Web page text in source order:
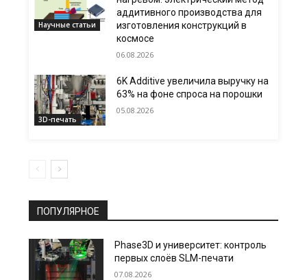
Научные статьи
аддитивного производства для
изготовления конструкций в
космосе
06.08.2026
3D-печать
6K Additive увеличила выручку на
63% на фоне спроса на порошки
05.08.2026
ПОПУЛЯРНОЕ
Phase3D и университет: контроль
первых слоёв SLM-печати
07.08.2026